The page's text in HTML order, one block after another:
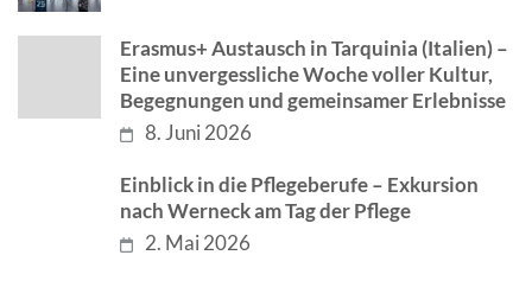
Erasmus+ Austausch in Tarquinia (Italien) –
Eine unvergessliche Woche voller Kultur,
Begegnungen und gemeinsamer Erlebnisse
8. Juni 2026
Einblick in die Pflegeberufe – Exkursion
nach Werneck am Tag der Pflege
2. Mai 2026